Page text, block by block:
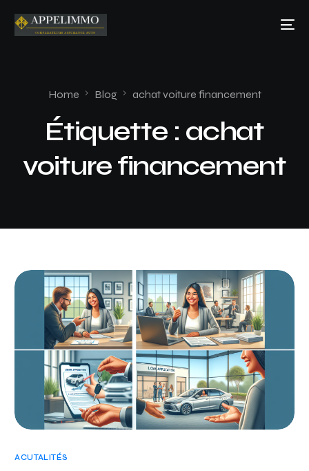
Home Blog achat voiture financement
Étiquette : achat
voiture financement
ACUTALITÉS